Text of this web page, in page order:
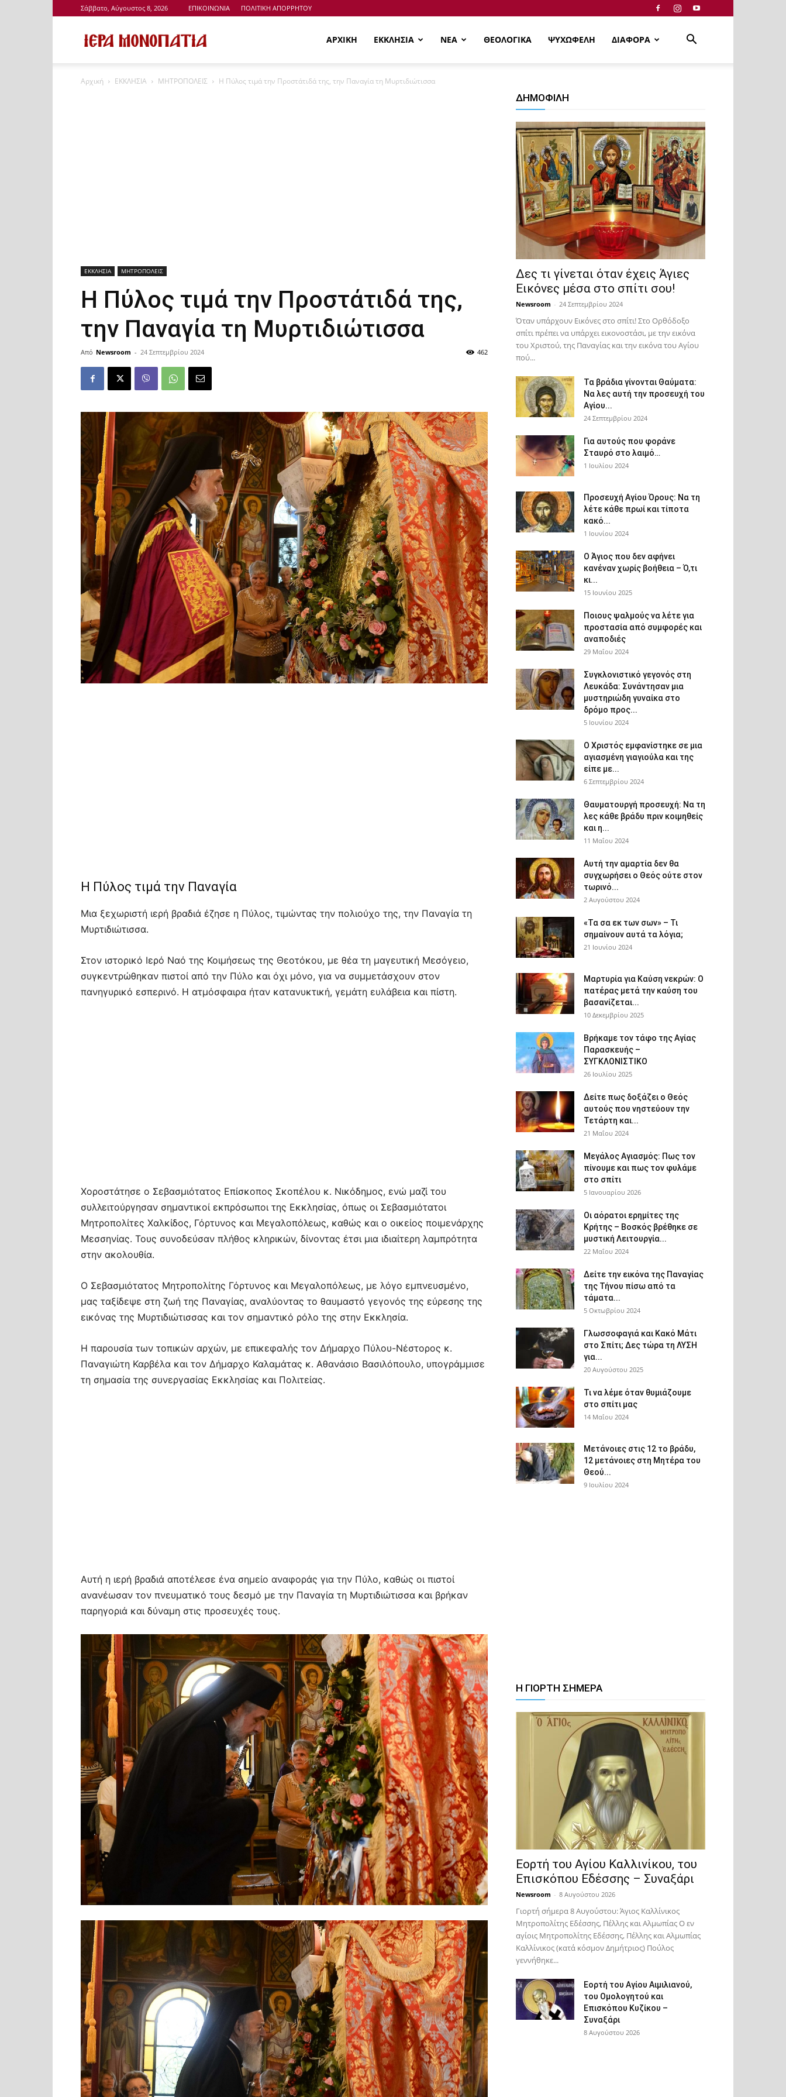
Σάββατο, Αύγουστος 8, 2026 ΕΠΙΚΟΙΝΩΝΙΑ ΠΟΛΙΤΙΚΗ ΑΠΟΡΡΗΤΟΥ
Μονοπάτια
ΑΡΧΙΚΗ ΕΚΚΛΗΣΙΑ ΝΕΑ ΘΕΟΛΟΓΙΚΑ ΨΥΧΩΦΕΛΗ ΔΙΑΦΟΡΑ
Αρχική ΕΚΚΛΗΣΙΑ ΜΗΤΡΟΠΟΛΕΙΣ Η Πύλος τιμά την Προστάτιδά της, την Παναγία τη Μυρτιδιώτισσα
ΕΚΚΛΗΣΙΑ ΜΗΤΡΟΠΟΛΕΙΣ
Η Πύλος τιμά την Προστάτιδά της,
την Παναγία τη Μυρτιδιώτισσα
Από Newsroom - 24 Σεπτεμβρίου 2024 462
Η Πύλος τιμά την Παναγία
Μια ξεχωριστή ιερή βραδιά έζησε η Πύλος, τιμώντας την πολιούχο της, την Παναγία τη
Μυρτιδιώτισσα.
Στον ιστορικό Ιερό Ναό της Κοιμήσεως της Θεοτόκου, με θέα τη μαγευτική Μεσόγειο,
συγκεντρώθηκαν πιστοί από την Πύλο και όχι μόνο, για να συμμετάσχουν στον
πανηγυρικό εσπερινό. Η ατμόσφαιρα ήταν κατανυκτική, γεμάτη ευλάβεια και πίστη.
Χοροστάτησε ο Σεβασμιότατος Επίσκοπος Σκοπέλου κ. Νικόδημος, ενώ μαζί του
συλλειτούργησαν σημαντικοί εκπρόσωποι της Εκκλησίας, όπως οι Σεβασμιότατοι
Μητροπολίτες Χαλκίδος, Γόρτυνος και Μεγαλοπόλεως, καθώς και ο οικείος ποιμενάρχης
Μεσσηνίας. Τους συνοδεύσαν πλήθος κληρικών, δίνοντας έτσι μια ιδιαίτερη λαμπρότητα
στην ακολουθία.
Ο Σεβασμιότατος Μητροπολίτης Γόρτυνος και Μεγαλοπόλεως, με λόγο εμπνευσμένο,
μας ταξίδεψε στη ζωή της Παναγίας, αναλύοντας το θαυμαστό γεγονός της εύρεσης της
εικόνας της Μυρτιδιώτισσας και τον σημαντικό ρόλο της στην Εκκλησία.
Η παρουσία των τοπικών αρχών, με επικεφαλής τον Δήμαρχο Πύλου-Νέστορος κ.
Παναγιώτη Καρβέλα και τον Δήμαρχο Καλαμάτας κ. Αθανάσιο Βασιλόπουλο, υπογράμμισε
τη σημασία της συνεργασίας Εκκλησίας και Πολιτείας.
Αυτή η ιερή βραδιά αποτέλεσε ένα σημείο αναφοράς για την Πύλο, καθώς οι πιστοί
ανανέωσαν τον πνευματικό τους δεσμό με την Παναγία τη Μυρτιδιώτισσα και βρήκαν
παρηγοριά και δύναμη στις προσευχές τους.
ΔΗΜΟΦΙΛΗ
Δες τι γίνεται όταν έχεις Άγιες
Εικόνες μέσα στο σπίτι σου!
Newsroom - 24 Σεπτεμβρίου 2024
Όταν υπάρχουν Εικόνες στο σπίτι! Στο Ορθόδοξο
σπίτι πρέπει να υπάρχει εικονοστάσι, με την εικόνα
του Χριστού, της Παν­αγίας και την εικόνα του Αγίου
πού...
Τα βράδια γίνονται Θαύματα:
Να λες αυτή την προσευχή του
Αγίου...
24 Σεπτεμβρίου 2024
Για αυτούς που φοράνε
Σταυρό στο λαιμό…
1 Ιουλίου 2024
Προσευχή Αγίου Όρους: Να τη
λέτε κάθε πρωί και τίποτα
κακό...
1 Ιουνίου 2024
Ο Άγιος που δεν αφήνει
κανέναν χωρίς βοήθεια – Ό,τι
κι...
15 Ιουνίου 2025
Ποιους ψαλμούς να λέτε για
προστασία από συμφορές και
αναποδιές
29 Μαΐου 2024
Συγκλονιστικό γεγονός στη
Λευκάδα: Συνάντησαν μια
μυστηριώδη γυναίκα στο
δρόμο προς...
5 Ιουνίου 2024
Ο Χριστός εμφανίστηκε σε μια
αγιασμένη γιαγιούλα και της
είπε με...
6 Σεπτεμβρίου 2024
Θαυματουργή προσευχή: Να τη
λες κάθε βράδυ πριν κοιμηθείς
και η...
11 Μαΐου 2024
Αυτή την αμαρτία δεν θα
συγχωρήσει ο Θεός ούτε στον
τωρινό...
2 Αυγούστου 2024
«Τα σα εκ των σων» – Τι
σημαίνουν αυτά τα λόγια;
21 Ιουνίου 2024
Μαρτυρία για Καύση νεκρών: Ο
πατέρας μετά την καύση του
βασανίζεται...
10 Δεκεμβρίου 2025
Βρήκαμε τον τάφο της Αγίας
Παρασκευής –
ΣΥΓΚΛΟΝΙΣΤΙΚΟ
26 Ιουλίου 2025
Δείτε πως δοξάζει ο Θεός
αυτούς που νηστεύουν την
Τετάρτη και...
21 Μαΐου 2024
Μεγάλος Αγιασμός: Πως τον
πίνουμε και πως τον φυλάμε
στο σπίτι
5 Ιανουαρίου 2026
Οι αόρατοι ερημίτες της
Κρήτης – Βοσκός βρέθηκε σε
μυστική Λειτουργία...
22 Μαΐου 2024
Δείτε την εικόνα της Παναγίας
της Τήνου πίσω από τα
τάματα...
5 Οκτωβρίου 2024
Γλωσσοφαγιά και Κακό Μάτι
στο Σπίτι; Δες τώρα τη ΛΥΣΗ
για...
20 Αυγούστου 2025
Τι να λέμε όταν θυμιάζουμε
στο σπίτι μας
14 Μαΐου 2024
Μετάνοιες στις 12 το βράδυ,
12 μετάνοιες στη Μητέρα του
Θεού...
9 Ιουλίου 2024
Η ΓΙΟΡΤΗ ΣΗΜΕΡΑ
Εορτή του Αγίου Καλλινίκου, του
Επισκόπου Εδέσσης – Συναξάρι
Newsroom - 8 Αυγούστου 2026
Γιορτή σήμερα 8 Αυγούστου: Άγιος Καλλίνικος
Μητροπολίτης Εδέσσης, Πέλλης και Αλμωπίας Ο εν
αγίοις Μητροπολίτης Εδέσσης, Πέλλης και Αλμωπίας
Καλλίνικος (κατά κόσμον Δημήτριος) Πούλος
γεννήθηκε...
Εορτή του Αγίου Αιμιλιανού,
του Ομολογητού και
Επισκόπου Κυζίκου –
Συναξάρι
8 Αυγούστου 2026